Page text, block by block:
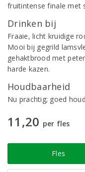
fruitintense finale met
Drinken bij
Fraaie, licht kruidige
Mooi bij gegrild
gehaktbrood met
harde kazen.
Houdbaarheid
Nu prachtig; goed
11,20 per fles
Fles